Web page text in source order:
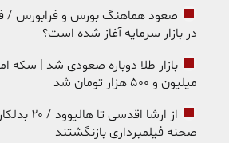
صعود هماهنگ بورس و فرابورس
در بازار سرمایه آغاز شده است؟
میلیون و ۵۰۰ هزار تومان شد
از ارشا
صحنه فیلمبرداری بازنگشتند